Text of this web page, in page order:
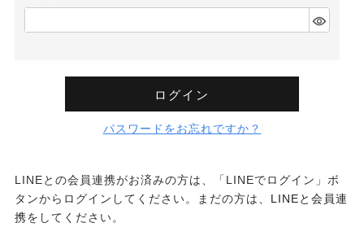
須)
ログイン
パスワードをお忘れですか？
LINEとの会員連携がお済みの方は、「LINEでログイン」ボ
タンからログインしてください。まだの方は、 LINEと会員連
携をしてください。